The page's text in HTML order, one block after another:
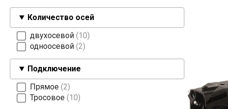
Количество осей
двухосевой 10
одноосевой 2
Подключение
Прямое 2
Тросовое 10